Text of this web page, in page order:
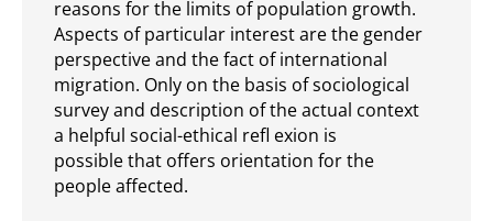
reasons for the limits of population growth.
Aspects of particular interest are the gender
perspective and the fact of international
migration. Only on the basis of sociological
survey and description of the actual context
a helpful social-ethical refl exion is
possible that offers orientation for the
people affected.